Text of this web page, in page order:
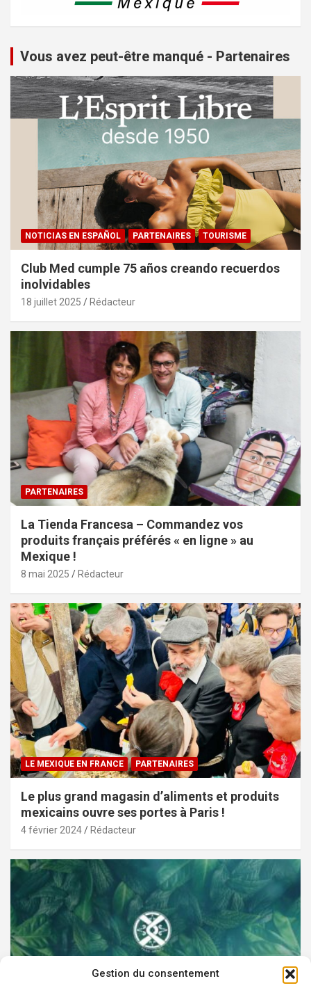
Gestion du consentement
Vous avez peut-être manqué - Partenaires
NOTICIAS EN ESPAÑOL PARTENAIRES TOURISME
Club Med cumple 75 años creando recuerdos
inolvidables
18 juillet 2025 Rédacteur
PARTENAIRES
La Tienda Francesa – Commandez vos
produits français préférés « en ligne » au
Mexique !
8 mai 2025 Rédacteur
LE MEXIQUE EN FRANCE PARTENAIRES
Le plus grand magasin d’aliments et produits
mexicains ouvre ses portes à Paris !
4 février 2024 Rédacteur